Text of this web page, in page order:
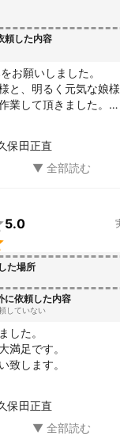
頼した内容
お願いしました。
と、明るく元気な娘
業して頂きました。
ございました。
保田正直
5.0
た場所
に依頼した内容
していない
した。
満足です。
致します。
保田正直